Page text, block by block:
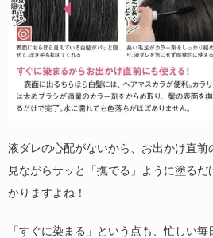
液ダレの心配がないから、お出かけ直前
見ながらサッと「撫でる」ように塗る
かりますよね！
「すぐに染まる」という点も、忙しい